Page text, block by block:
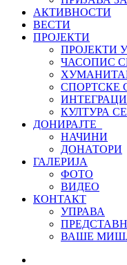
АКТИВНОСТИ
ВЕСТИ
ПРОЈЕКТИ
ПРОЈЕКТИ
ЧАСОПИС
СПОРТСКЕ
КУЛТУРА
ДОНИРАЈТЕ
НАЧИНИ
ДОНАТОРИ
ГАЛЕРИЈА
ФОТО
ВИДЕО
КОНТАКТ
УПРАВА
ВАШЕ